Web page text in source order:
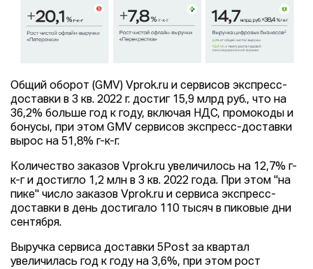
Общий оборот (GMV) Vprok.ru и сервисов экспресс-
доставки в 3 кв. 2022 г. достиг 15,9 млрд руб., что на
36,2% больше год к году, включая НДС, промокоды и
бонусы, при этом GMV сервисов экспресс-доставки
вырос на 51,8% г-к-г.
Количество заказов Vprok.ru увеличилось на 12,7% г-
к-г и достигло 1,2 млн в 3 кв. 2022 года. При этом "на
пике" число заказов Vprok.ru и сервиса экспресс-
доставки в день достигало 110 тысяч в пиковые дни
сентября.
Выручка сервиса доставки 5Post за квартал
увеличилась год к году на 3,6%, при этом рост